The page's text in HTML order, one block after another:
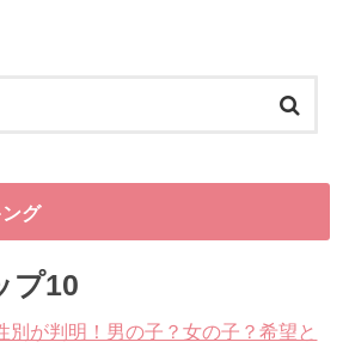
グ
プ10
別が判明！男の子？女の子？希望と